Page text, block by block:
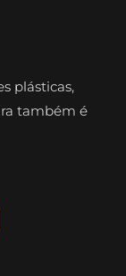
plásticas,
também é